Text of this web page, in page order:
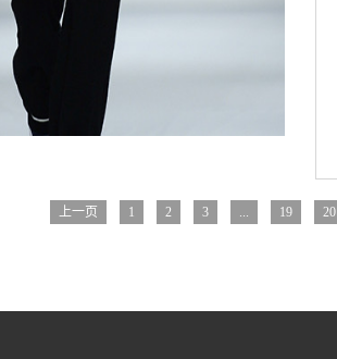
上一页 1 2 3 ... 19 20